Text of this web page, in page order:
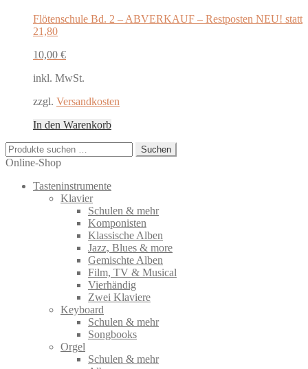
Flötenschule Bd. 2 – ABVERKAUF – Restposten NEU! statt
21,80
10,00 €
inkl. MwSt.
zzgl. Versandkosten
In den Warenkorb
Suchen
nach:
Suchen
Online-Shop
Tasteninstrumente
Klavier
Schulen & mehr
Komponisten
Klassische Alben
Jazz, Blues & more
Gemischte Alben
Film, TV & Musical
Vierhändig
Zwei Klaviere
Keyboard
Schulen & mehr
Songbooks
Orgel
Schulen & mehr